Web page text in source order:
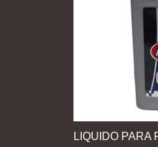
LIQUIDO PARA